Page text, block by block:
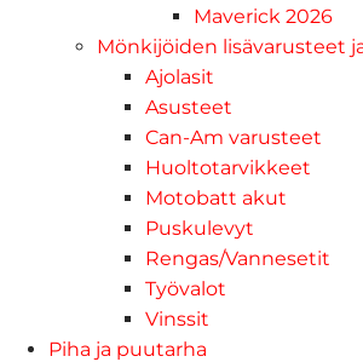
Maverick 2026
Mönkijöiden lisävarusteet
Ajolasit
Asusteet
Can-Am varusteet
Huoltotarvikkeet
Motobatt akut
Puskulevyt
Rengas/Vannesetit
Työvalot
Vinssit
Piha ja puutarha